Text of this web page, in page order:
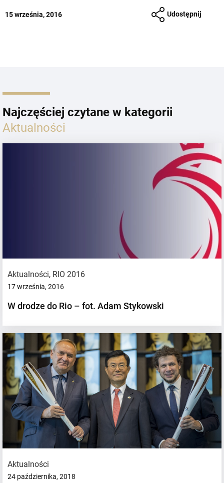
15 września, 2016 Udostępnij
Najczęściej czytane w kategorii
Aktualności
Aktualności, RIO 2016
17 września, 2016
W drodze do Rio – fot. Adam Stykowski
Aktualności
24 października, 2018